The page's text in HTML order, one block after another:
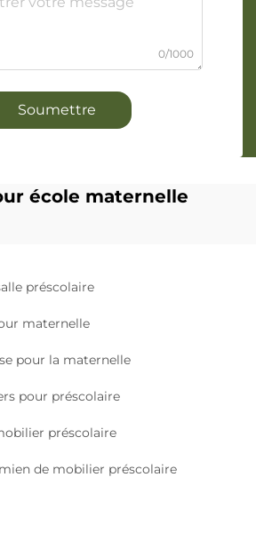
0/1000
Soumettre
école maternelle
préscolaire
maternelle
pour la maternelle
pour préscolaire
préscolaire
de mobilier préscolaire